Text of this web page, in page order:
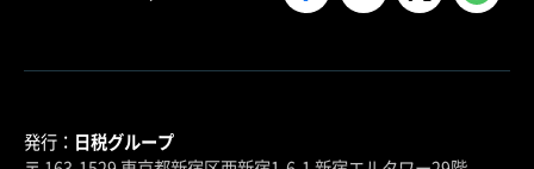
発行： 日税グループ